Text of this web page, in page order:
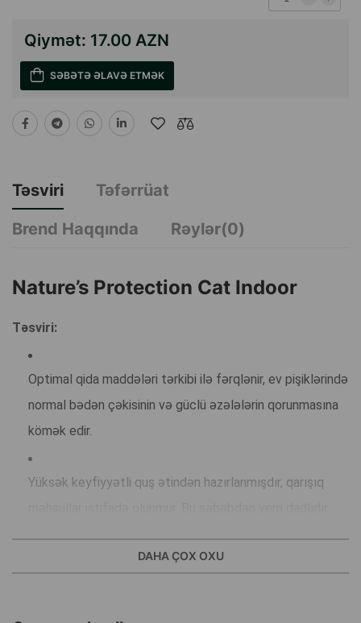
Qiymət: 17.00 AZN
SƏBƏTƏ ƏLAVƏ ETMƏK
Təsviri
Təfərrüat
Brend Haqqında
Rəylər(0)
Nature’s Protection Cat Indoor
Təsviri:
Optimal qida maddələri tərkibi ilə fərqlənir, ev pişiklərində
normal bədən çəkisinin və güclü əzələlərin qorunmasına
kömək edir.
Yüksək keyfiyyətli quş ətindən hazırlanmışdır, qarışıq
DAHA ÇOX OXU